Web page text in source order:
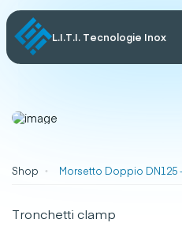
L.I.T.I. Tecnologie Inox
Shop Morsetto Doppio DN125
Tronchetti clamp